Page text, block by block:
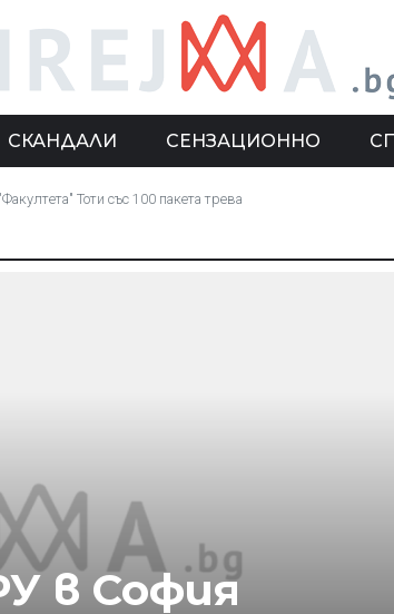
СКАНДАЛИ СЕНЗАЦИОННО
Тоти със 100 пакета трева
в София